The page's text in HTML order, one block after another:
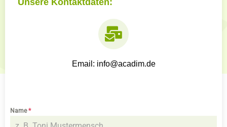
Name*
Unsere Kontaktdaten:
Email: info@acadim.de